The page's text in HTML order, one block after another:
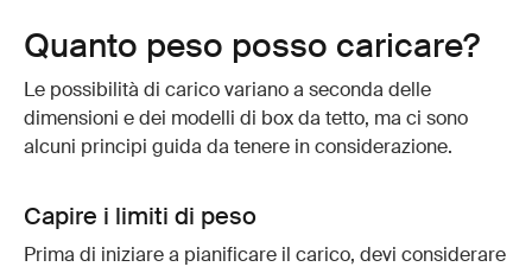
Quanto peso posso caricare?
Le possibilità di carico variano a seconda delle
dimensioni e dei modelli di box da tetto, ma ci sono
alcuni principi guida da tenere in considerazione.
Capire i limiti di peso
Prima di iniziare a pianificare il carico, devi considerare